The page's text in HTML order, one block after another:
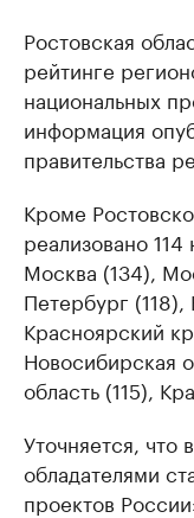
Ростовская
рейтинге
национальных
информация
правительства
Кроме
реализовано
Москва (134),
Петербург (118),
Красноярский
Новосибирская
область (115),
Уточняется, что
обладателями
проектов